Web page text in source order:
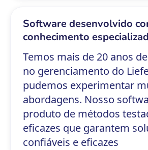
Software desenvolvido
conhecimento
Temos mais de 20 anos
no gerenciamento do
pudemos experimentar
abordagens. Nosso
produto de métodos
eficazes que garantem
confiáveis e eficazes